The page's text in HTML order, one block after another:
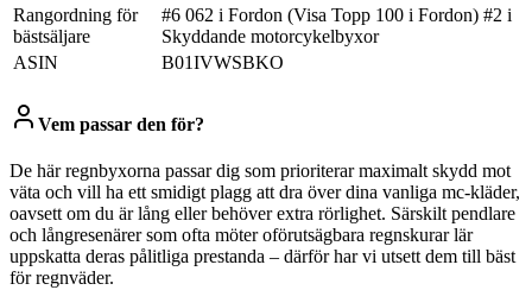
Rangordning för
bästsäljare
#6 062 i Fordon (Visa Topp 100 i Fordon) #2 i
Skyddande motorcykelbyxor
ASIN
B01IVWSBKO
Vem passar den för?
De här regnbyxorna passar dig som prioriterar maximalt skydd mot
väta och vill ha ett smidigt plagg att dra över dina vanliga mc-kläder,
oavsett om du är lång eller behöver extra rörlighet. Särskilt pendlare
och långresenärer som ofta möter oförutsägbara regnskurar lär
uppskatta deras pålitliga prestanda – därför har vi utsett dem till bäst
för regnväder.